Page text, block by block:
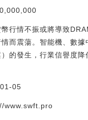
行情不振或將導致
而震蕩。智能機、數
）的發生，行業信譽度
05
www.swft.pro